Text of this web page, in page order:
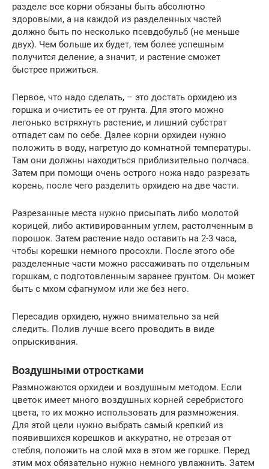
разделе все корни обязаны быть абсолютно
здоровыми, а на каждой из разделенных частей
должно быть по несколько псевдобульб (не меньше
двух). Чем больше их будет, тем более успешным
получится деление, а значит, и растение сможет
быстрее прижиться.
Первое, что надо сделать, – это достать орхидею из
горшка и очистить ее от грунта. Для этого можно
легонько встряхнуть растение, и лишний субстрат
отпадет сам по себе. Далее корни орхидеи нужно
положить в воду, нагретую до комнатной температуры.
Там они должны находиться приблизительно полчаса.
Затем при помощи очень острого ножа надо разрезать
корень, после чего разделить орхидею на две части.
Разрезанные места нужно присыпать либо молотой
корицей, либо активированным углем, растолченным в
порошок. Затем растение надо оставить на 2-3 часа,
чтобы корешки немного просохли. После этого обе
разделенные части можно рассаживать по отдельным
горшкам, с подготовленным заранее грунтом. Он может
быть с мхом сфагнумом или же без него.
Пересадив орхидею, нужно внимательно за ней
следить. Полив лучше всего проводить в виде
опрыскивания.
Воздушными отростками
Размножаются орхидеи и воздушным методом. Если
цветок имеет много воздушных корней серебристого
цвета, то их можно использовать для размножения.
Для этой цели нужно выбрать самый крепкий из
появившихся корешков и аккуратно, не отрезая от
стебля, положить на слой мха в этом же горшке. Перед
этим мох обязательно нужно немного увлажнить. Затем